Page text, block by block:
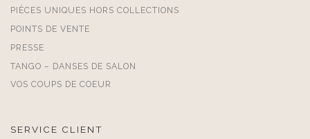
PIÈCES UNIQUES HORS COLLECTIONS
POINTS DE VENTE
PRESSE
TANGO – DANSES DE SALON
VOS COUPS DE COEUR
SERVICE CLIENT